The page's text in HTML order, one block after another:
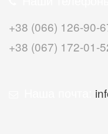
+38 (066) 126-90-
+38 (067) 172-01-